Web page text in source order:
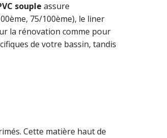
souple assure
75/100ème), le liner
la rénovation comme pour
de votre bassin, tandis
Cette matière haut de